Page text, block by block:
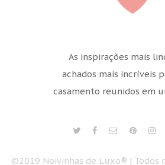
As inspirações mais
achados mais incríveis
casamento reunidos em
©2019 Noivinhas de Luxo® | Todos